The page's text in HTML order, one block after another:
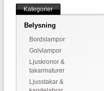
Kategorier
Belysning
Bordslampor
Golvlampor
Ljuskronor &
takarmaturer
Ljusstakar &